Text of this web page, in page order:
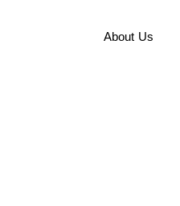
About Us